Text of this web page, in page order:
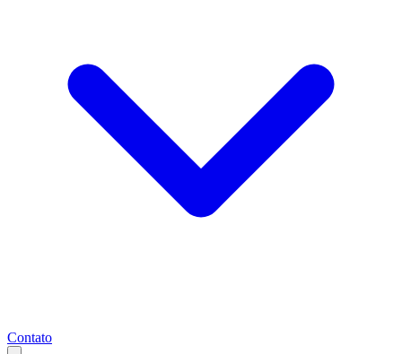
Contato